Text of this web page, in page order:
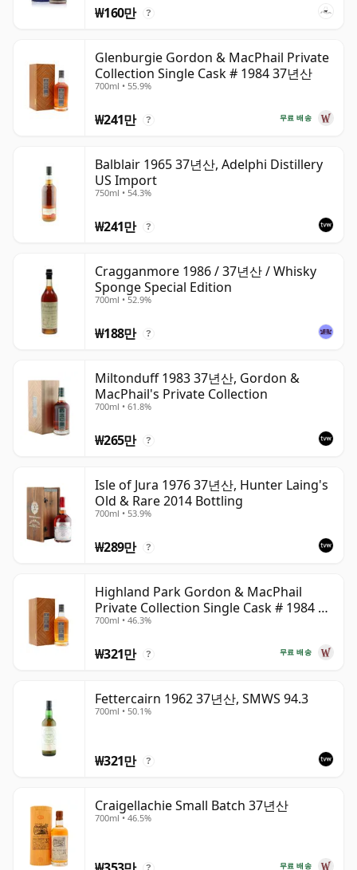
₩160만 ?
Glenburgie Gordon & MacPhail Private
Collection Single Cask # 1984 37년산
700ml • 55.9%
무료 배송
₩241만 ?
Balblair 1965 37년산, Adelphi Distillery
US Import
750ml • 54.3%
₩241만 ?
Cragganmore 1986 / 37년산 / Whisky
Sponge Special Edition
700ml • 52.9%
₩188만 ?
Miltonduff 1983 37년산, Gordon &
MacPhail's Private Collection
700ml • 61.8%
₩265만 ?
Isle of Jura 1976 37년산, Hunter Laing's
Old & Rare 2014 Bottling
700ml • 53.9%
₩289만 ?
Highland Park Gordon & MacPhail
Private Collection Single Cask # 1984 37
년산
700ml • 46.3%
무료 배송
₩321만 ?
Fettercairn 1962 37년산, SMWS 94.3
700ml • 50.1%
₩321만 ?
Craigellachie Small Batch 37년산
700ml • 46.5%
무료 배송
?